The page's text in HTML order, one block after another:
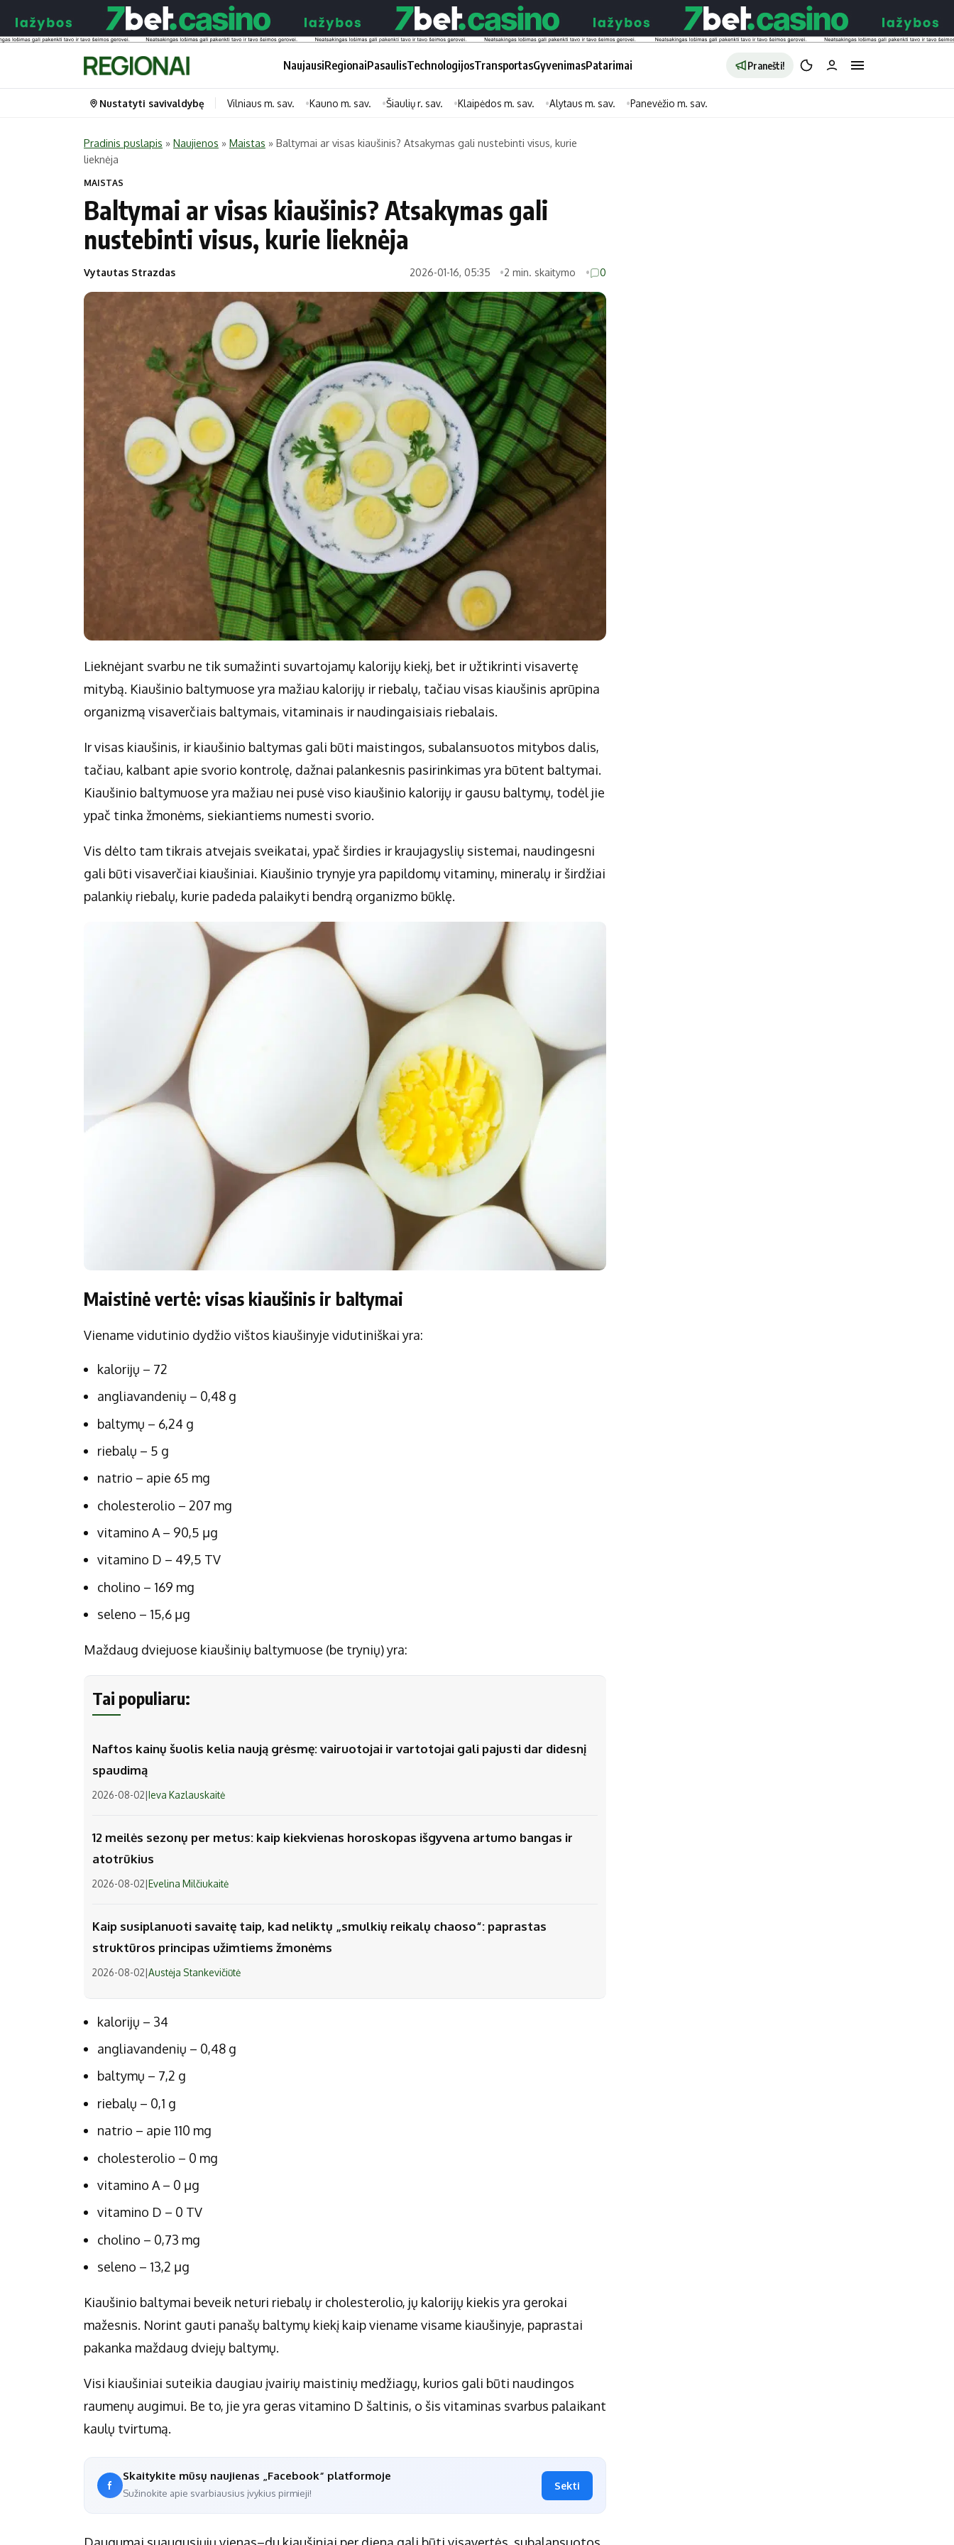
NaujausiRegionaiPasaulisTechnologijosTransportasGyvenimasPatarimai Pranešti!
Portalas
Savivaldybės
Naujausi
Patarimai
Gineso rekordai
Gyvenimas
Horoskopai
Sveikata
Technologijos
Indėlių palūkanos
Dienos naujienos
Ekonomikos naujienos
Kauno miesto
Klaipėdos miesto
Alytaus miesto
Marijampolės
Palangos miesto
Prienų rajono
Nustatyti savivaldybę Vilniaus m. sav. Kauno m. sav. Šiaulių r. sav. Klaipėdos m. sav. Alytaus m. sav. Panevėžio m. sav.
Pradinis puslapis » Naujienos » Maistas » Baltymai ar visas kiaušinis? Atsakymas gali nustebinti visus, kurie
lieknėja
MAISTAS
Baltymai ar visas kiaušinis? Atsakymas gali
nustebinti visus, kurie lieknėja
Vytautas Strazdas 2026-01-16, 05:35 2 min. skaitymo 0
Lieknėjant svarbu ne tik sumažinti suvartojamų kalorijų kiekį, bet ir užtikrinti visavertę
mitybą. Kiaušinio baltymuose yra mažiau kalorijų ir riebalų, tačiau visas kiaušinis aprūpina
organizmą visaverčiais baltymais, vitaminais ir naudingaisiais riebalais.
Ir visas kiaušinis, ir kiaušinio baltymas gali būti maistingos, subalansuotos mitybos dalis,
tačiau, kalbant apie svorio kontrolę, dažnai palankesnis pasirinkimas yra būtent baltymai.
Kiaušinio baltymuose yra mažiau nei pusė viso kiaušinio kalorijų ir gausu baltymų, todėl jie
ypač tinka žmonėms, siekiantiems numesti svorio.
Vis dėlto tam tikrais atvejais sveikatai, ypač širdies ir kraujagyslių sistemai, naudingesni
gali būti visaverčiai kiaušiniai. Kiaušinio trynyje yra papildomų vitaminų, mineralų ir širdžiai
palankių riebalų, kurie padeda palaikyti bendrą organizmo būklę.
Maistinė vertė: visas kiaušinis ir baltymai
Viename vidutinio dydžio vištos kiaušinyje vidutiniškai yra:
kalorijų – 72
angliavandenių – 0,48 g
baltymų – 6,24 g
riebalų – 5 g
natrio – apie 65 mg
cholesterolio – 207 mg
vitamino A – 90,5 µg
vitamino D – 49,5 TV
cholino – 169 mg
seleno – 15,6 µg
Maždaug dviejuose kiaušinių baltymuose (be trynių) yra:
Tai populiaru:
Naftos kainų šuolis kelia naują grėsmę: vairuotojai ir vartotojai gali pajusti dar didesnį
spaudimą
2026-08-02|Ieva Kazlauskaitė
12 meilės sezonų per metus: kaip kiekvienas horoskopas išgyvena artumo bangas ir
atotrūkius
2026-08-02|Evelina Milčiukaitė
Kaip susiplanuoti savaitę taip, kad neliktų „smulkių reikalų chaoso“: paprastas
struktūros principas užimtiems žmonėms
2026-08-02|Austėja Stankevičiūtė
kalorijų – 34
angliavandenių – 0,48 g
baltymų – 7,2 g
riebalų – 0,1 g
natrio – apie 110 mg
cholesterolio – 0 mg
vitamino A – 0 µg
vitamino D – 0 TV
cholino – 0,73 mg
seleno – 13,2 µg
Kiaušinio baltymai beveik neturi riebalų ir cholesterolio, jų kalorijų kiekis yra gerokai
mažesnis. Norint gauti panašų baltymų kiekį kaip viename visame kiaušinyje, paprastai
pakanka maždaug dviejų baltymų.
Visi kiaušiniai suteikia daugiau įvairių maistinių medžiagų, kurios gali būti naudingos
raumenų augimui. Be to, jie yra geras vitamino D šaltinis, o šis vitaminas svarbus palaikant
kaulų tvirtumą.
Skaitykite mūsų naujienas „Facebook“ platformoje
Sužinokite apie svarbiausius įvykius pirmieji!
Sekti